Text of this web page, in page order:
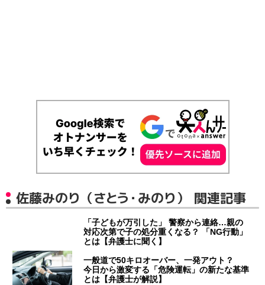
佐藤みのり（さとう・みのり） 関連記事
「子どもが万引した」 警察から連絡…親の
対応次第で子の処分重くなる？ 「NG行動」
とは【弁護士に聞く】
一般道で50キロオーバー、一発アウト？
今日から激変する「危険運転」の新たな基準
とは【弁護士が解説】